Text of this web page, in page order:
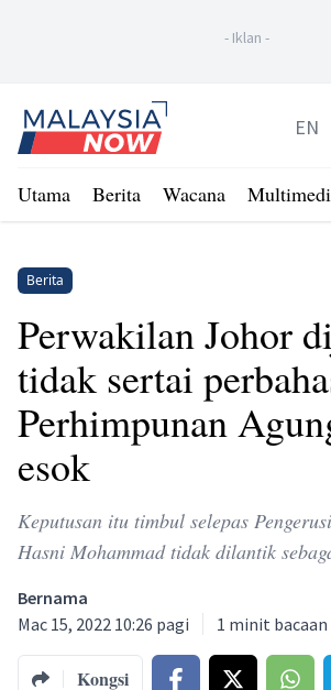
- Iklan -
Home
EN
Utama Berita Wacana
Berita
Perwakilan Johor
tidak sertai
Perhimpunan
esok
Keputusan itu timbul selepas
Hasni Mohammad tidak dilantik
Bernama
Mac 15, 2022 10:26 pagi
1 minit bacaan
Kongsi